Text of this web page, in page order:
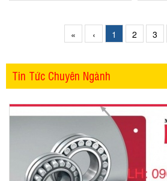
« ‹ 1 2 3
Tin Tức Chuyên Ngành